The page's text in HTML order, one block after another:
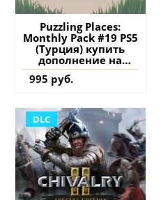
Puzzling Places:
Monthly Pack #19 PS5
(Турция) купить
дополнение на
аккаунт
995 руб.
DLC